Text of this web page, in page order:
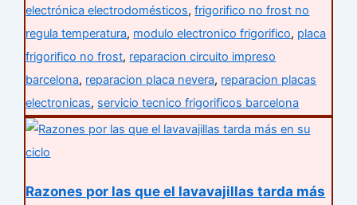
electrónica electrodomésticos,frigorifico no frost no
regula temperatura, modulo electronico frigorifico, placa
frigorifico no frost, reparacion circuito impreso
barcelona, reparacion placa nevera, reparacion placas
electronicas, servicio tecnico frigorificos barcelona
Razones por las que el lavavajillas tarda más